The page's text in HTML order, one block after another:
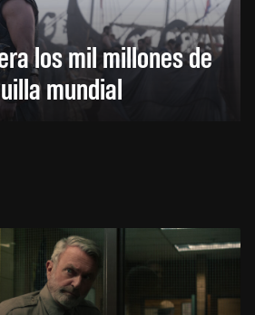
los mil millones de
mundial